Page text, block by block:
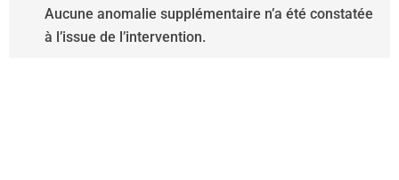
Aucune anomalie supplémentaire n’a été constatée
à l’issue de l’intervention.